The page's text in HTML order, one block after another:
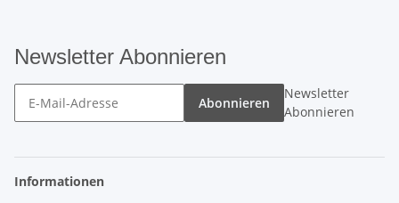
Newsletter Abonnieren
Abonnieren
Newsletter
Abonnieren
Informationen